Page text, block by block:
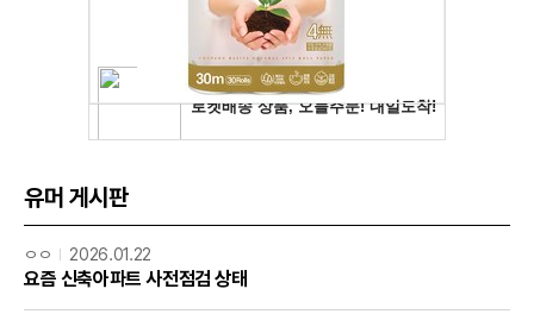
유머 게시판
ㅇㅇ 2026.01.22
요즘 신축아파트 사전점검 상태